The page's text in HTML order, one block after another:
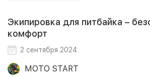
Экипировка для питбайка –
комфорт
2 сентября 2024
MOTO START